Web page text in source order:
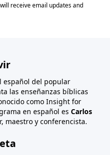
español del popular
las enseñanzas bíblicas
como Insight for
en español es Carlos
maestro y conferencista.